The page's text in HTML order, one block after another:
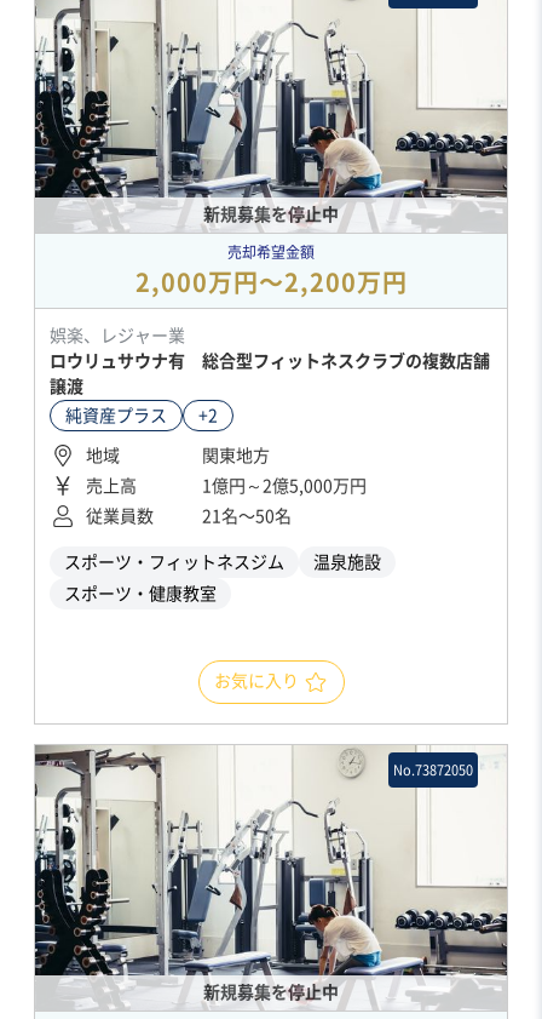
新規募集を停止中
売却希望金額
2,000万円〜2,200万円
娯楽、レジャー業
ロウリュサウナ有 総合型フィットネスクラブの複数店舗
譲渡
純資産プラス
+2
地域
関東地方
売上高
1億円～2億5,000万円
従業員数
21名〜50名
スポーツ・フィットネスジム
温泉施設
スポーツ・健康教室
お気に入り
新規募集を停止中
No.73872050